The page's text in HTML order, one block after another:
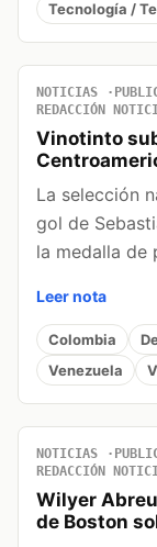
Tecnología /
NOTICIAS
REDACCIÓN
Vinotinto
La selección
gol de
la medalla de
Leer nota
Colombia
Venezuela
NOTICIAS
REDACCIÓN
Wilyer
de Boston